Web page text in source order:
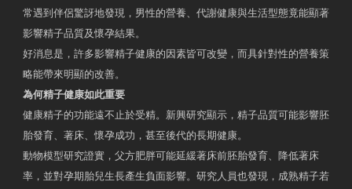
常遇到伴侶驚訝地發現，男性的營養、代謝健康與生活型態竟能顯著
影響精子品質及懷孕結果。
好消息是，許多影響精子健康的因素皆可改變，而具針對性的營養策
略能帶來明顯的改善。
為何精子健康如此重要
健康精子的功能遠不止於受精。新興研究顯示，精子品質可能影響胚
胎發育、著床、懷孕成功，甚至後代的長期健康。
動物模型研究證實，父方肥胖可能延緩著床前胚胎發育、降低著床
率，並對孕期胎兒生長產生負面影響。研究人員也發現，成熟精子若